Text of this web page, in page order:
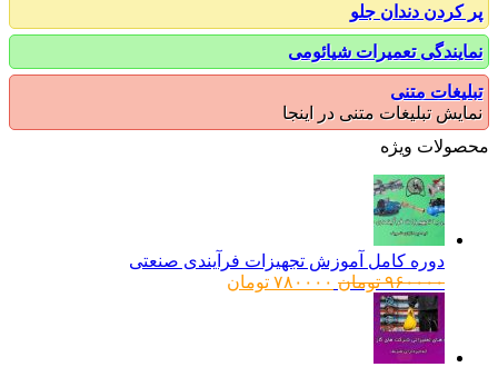
دندان جلو
تعمیرات شیائومی
متنی
تبلیغات متنی در اینجا
ویژه
دوره کامل آموزش تجهیزات فرآیندی صنعتی
۹۶۰۰۰۰ تومانقیمت
۷۸۰۰۰۰ تومانقیمت